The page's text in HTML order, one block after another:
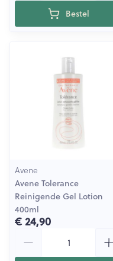
Bestel
Avene
Avene Tolerance
Reinigende Gel Lotion
400ml
€ 24,90